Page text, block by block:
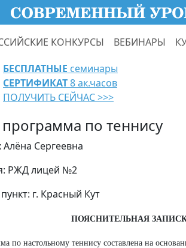
КОНКУРСЫ ВЕБИНАРЫ
БЕСПЛАТНЫЕ семинары
СЕРТИФИКАТ8 ак.часов
ПОЛУЧИТЬ СЕЙЧАС >>>
по теннису
Сергеевна
РЖД лицей №2
г. Красный Кут
ПОЯСНИТЕЛЬНАЯ
по настольному теннису составлена на